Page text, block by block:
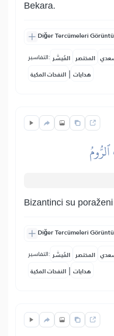
Bekara.
Diğer Tercümeleri
التفاسير: المُيسَّر المختصر
النفحات المكية | هدايات
Bizantinci su
Diğer Tercümeleri
التفاسير: المُيسَّر المختصر
النفحات المكية | هدايات